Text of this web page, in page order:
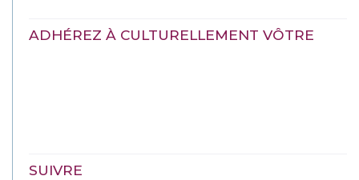
ADHÉREZ À CULTURELLEMENT VÔTRE
SUIVRE